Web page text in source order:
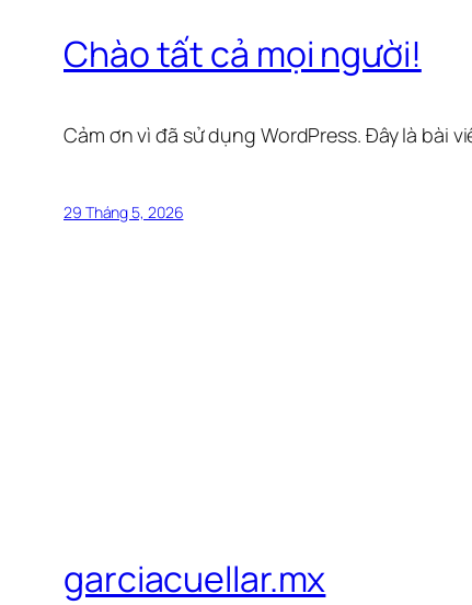
Chào tất cả mọi người!
Cảm ơn vì đã sử dụng WordPress. Đây là bài
29 Tháng 5, 2026
garciacuellar.mx